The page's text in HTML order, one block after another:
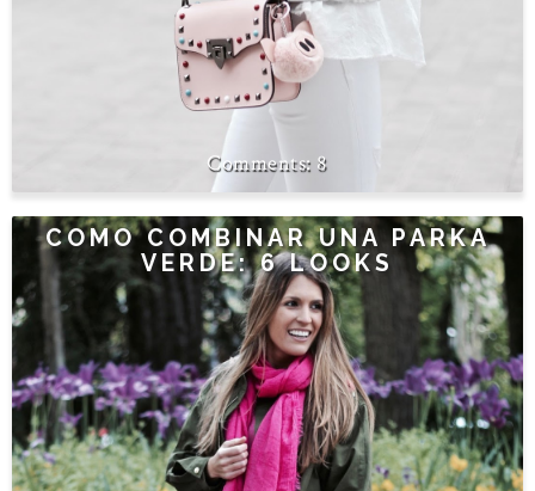
8
COMO COMBINAR UNA PARKA
VERDE: 6 LOOKS